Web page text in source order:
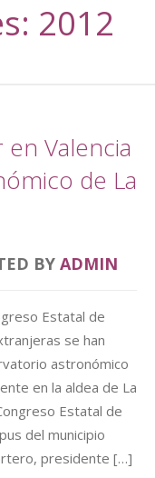
2012
Valencia
de La
BY ADMIN
Estatal de
se han
astronómico
en la aldea de La
Estatal de
del municipio
presidente […]